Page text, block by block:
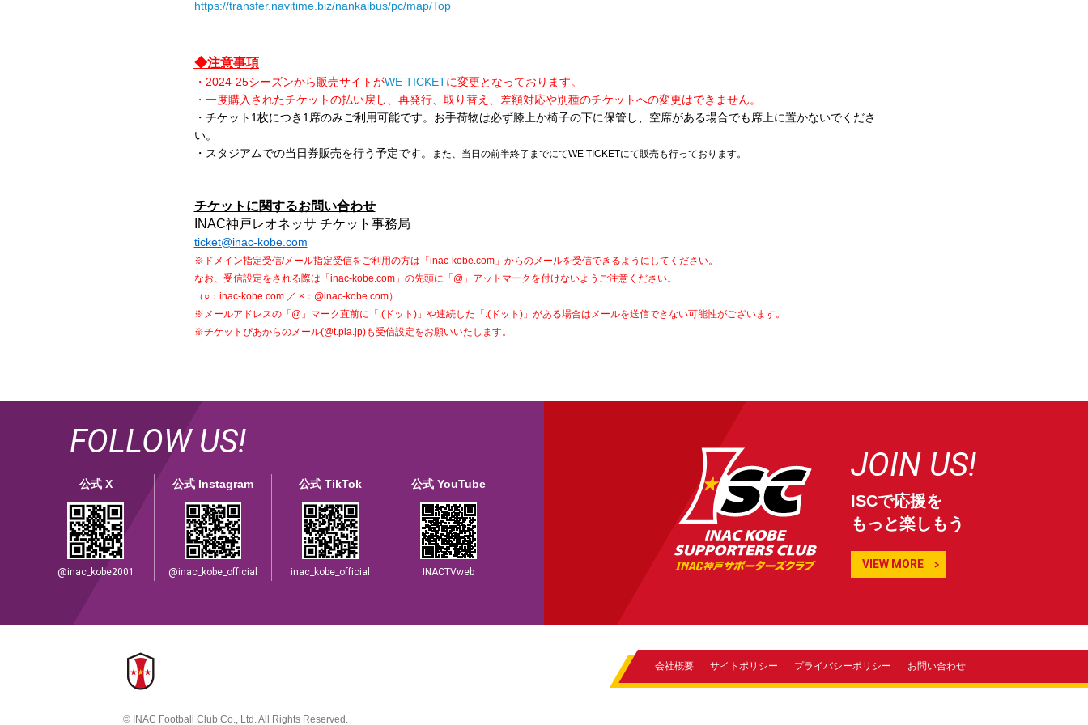
https://transfer.navitime.biz/nankaibus/pc/map/Top
◆注意事項
・2024-25シーズンから販売サイトがWE TICKETに変更となっております。
・一度購入されたチケットの払い戻し、再発行、取り替え、差額対応や別種のチケットへの変更はできません。
・チケット1枚につき1席のみご利用可能です。お手荷物は必ず膝上か椅子の下に保管し、空席がある場合でも席上に置かないでくださ
い。
・スタジアムでの当日券販売を行う予定です。
また、 当日の前半終了までにてWE TICKETにて販売も行っております。
チケットに関するお問い合わせ
INAC神戸レオネッサ チケット事務局
ticket@inac-kobe.com
※ドメイン指定受信/メール指定受信をご利用の方は「inac-kobe.com」からのメールを受信できるようにしてください。
なお、受信設定をされる際は「inac-kobe.com」の先頭に「@」アットマークを付けないようご注意ください。
（○：inac-kobe.com ／ ×：@inac-kobe.com）
※メールアドレスの「@」マーク直前に「.(ドット)」や連続した「.(ドット)」がある場合はメールを送信できない可能性がございます。
※チケットぴあからのメール(@t.pia.jp)も受信設定をお願いいたします。
JOIN US!
ISCで応援を
もっと楽しもう
VIEW MORE
FOLLOW US!
公式 X
@inac_kobe2001
公式 Instagram
@inac_kobe_official
公式 TikTok
inac_kobe_official
公式 YouTube
INACTVweb
会社概要 サイトポリシー プライバシーポリシー お問い合わせ
© INAC Football Club Co., Ltd. All Rights Reserved.